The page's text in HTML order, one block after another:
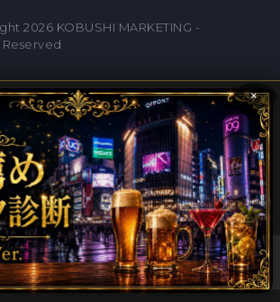
2026 KOBUSHI MARKETING -
ージ イベント一覧
坂クラフ
バー
渋谷神泉円山町の
カラオケスナック
バー
坂パーテ
クラフトビール東
京
ビール通
スタッフ募集
×